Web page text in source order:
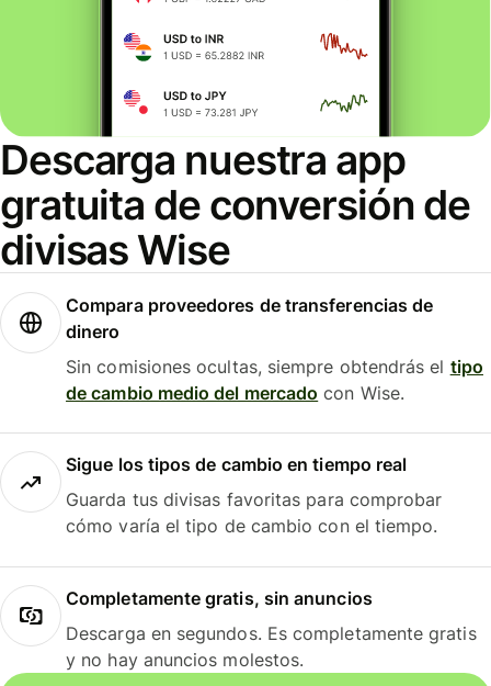
Descarga nuestra app
gratuita de conversión de
divisas Wise
Compara proveedores de transferencias de
dinero
Sin comisiones ocultas, siempre obtendrás el tipo
de cambio medio del mercado con Wise.
Sigue los tipos de cambio en tiempo real
Guarda tus divisas favoritas para comprobar
cómo varía el tipo de cambio con el tiempo.
Completamente gratis, sin anuncios
Descarga en segundos. Es completamente gratis
y no hay anuncios molestos.